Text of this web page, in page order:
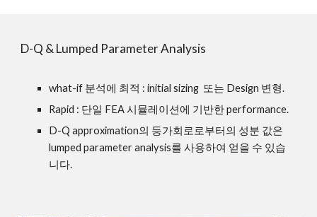
D-Q & Lumped Parameter Analysis
what-if 분석에 최적 : initial sizing  또는 Design 변형.
Rapid : 단일 FEA 시뮬레이션에 기반한 performance.
D-Q approximation의 등가회로로부터의 성분 값은
lumped parameter analysis를 사용하여 얻을 수 있습
니다.